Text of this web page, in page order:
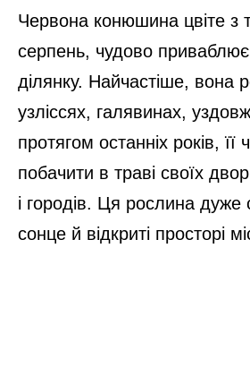
Червона конюшина цвіте з
серпень, чудово
ділянку. Найчастіше, вона
узліссях, галявинах,
протягом останніх років,
побачити в траві своїх
і городів. Ця рослина
сонце й відкриті просторі